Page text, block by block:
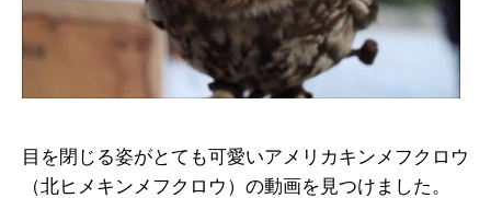
目を閉じる姿がとても可愛いアメリカキンメフクロウ
（北ヒメキンメフクロウ）の動画を見つけました。